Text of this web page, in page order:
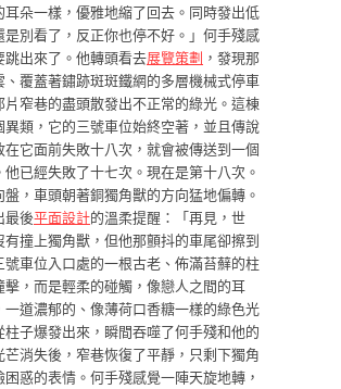
耳朵一樣，優雅地縮了回去。同時發出低
是別看了，反正你也停不好。」何手殘感
跳出來了。他轉頭看去展覽策劃 ，發現那
、覆蓋著鏽跡斑斑鐵網的多層機械式停車
片窄巷的盡頭散發出不正常的綠光。這棟
異類，它的三號車位始終空著，並且傳說
在它面前失敗十八次，就會被傳送到一個
他已經失敗了十七次。現在是第十八次。
盤，車頭朝著銅獨角獸的方向猛地偏轉。
最後平面設計的溫柔提醒：「再見，世
有撞上獨角獸，但他那顫抖的車尾卻擦到
號車位入口處的一根古老、佈滿苔蘚的柱
擊，而是輕柔的碰觸，像戀人之間的耳
一道濃郁的、像薄荷口香糖一樣的綠色光
柱子爆發出來，瞬間吞噬了何手殘和他的
芒消失後，窄巷恢復了平靜，只剩下獨角
惑的表情。何手殘感覺一陣天旋地轉，